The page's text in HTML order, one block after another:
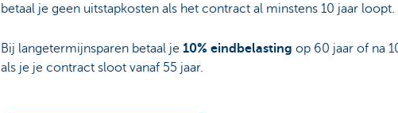
betaal je geen uitstapkosten als het contract al minstens 10 jaar loopt.
Bij langetermijnsparen betaal je 10% eindbelasting op 60 jaar of na
als je je contract sloot vanaf 55 jaar.